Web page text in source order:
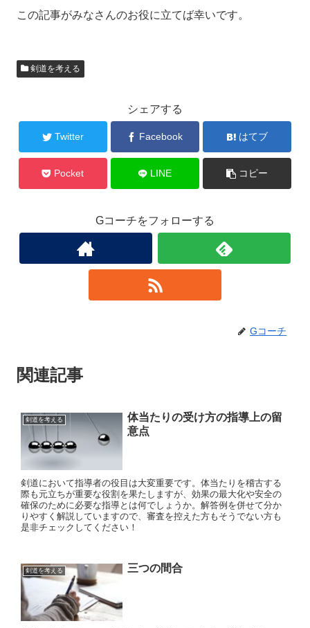
この記事がみなさんのお役に立てば幸いです。
剣道を考える
シェアする
Twitter Facebook はてブ
Pocket LINE コピー
Gコーチをフォローする
Gコーチ
関連記事
剣道を考える
体当たりの受け方の指導上の留
意点
剣道において指導者の役目は大変重要です。体当たりを稽古する
際も元立ちが重要な役割を果たしますが、効果の最大化や安全の
確保のために必要な指導とは何でしょうか。解答例を併せて分か
りやすく解説していますので、審査を控えた方もそうでない方も
是非チェックしてください！
剣道を考える 三つの間合